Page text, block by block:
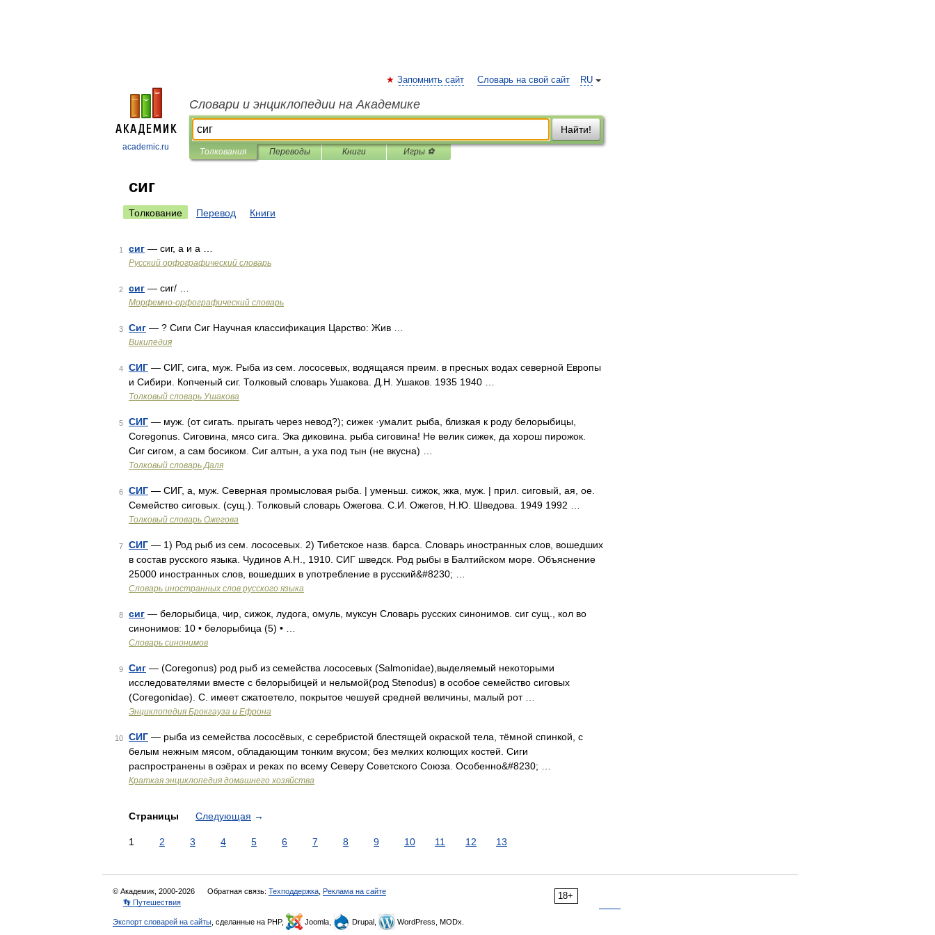
academic.ru
RU
Запомнить сайт Словарь на свой сайт
Словари и энциклопедии на Академике
Найти!
Толкования Переводы Книги Игры ⚽
сиг
Толкование Перевод Книги
1 сиг — сиг, а и а …
Русский орфографический словарь
2 сиг — сиг/ …
Морфемно-орфографический словарь
3 Сиг — ? Сиги Сиг Научная классификация Царство: Жив …
Википедия
4 СИГ — СИГ, сига, муж. Рыба из сем. лососевых, водящаяся преим. в пресных водах северной Европы
и Сибири. Копченый сиг. Толковый словарь Ушакова. Д.Н. Ушаков. 1935 1940 …
Толковый словарь Ушакова
5 СИГ — муж. (от сигать. прыгать через невод?); сижек ·умалит. рыба, близкая к роду белорыбицы,
Coregonus. Сиговина, мясо сига. Эка диковина. рыба сиговина! Не велик сижек, да хорош пирожок.
Сиг сигом, а сам босиком. Сиг алтын, а уха под тын (не вкусна) …
Толковый словарь Даля
6 СИГ — СИГ, а, муж. Северная промысловая рыба. | уменьш. сижок, жка, муж. | прил. сиговый, ая, ое.
Семейство сиговых. (сущ.). Толковый словарь Ожегова. С.И. Ожегов, Н.Ю. Шведова. 1949 1992 …
Толковый словарь Ожегова
7 СИГ — 1) Род рыб из сем. лососевых. 2) Тибетское назв. барса. Словарь иностранных слов, вошедших
в состав русского языка. Чудинов А.Н., 1910. СИГ шведск. Род рыбы в Балтийском море. Объяснение
25000 иностранных слов, вошедших в употребление в русский&#8230; …
Словарь иностранных слов русского языка
8 сиг — белорыбица, чир, сижок, лудога, омуль, муксун Словарь русских синонимов. сиг сущ., кол во
синонимов: 10 • белорыбица (5) • …
Словарь синонимов
9 Сиг — (Coregonus) род рыб из семейства лососевых (Salmonidae),выделяемый некоторыми
исследователями вместе с белорыбицей и нельмой(род Stenodus) в особое семейство сиговых
(Coregonidae). С. имеет сжатоетело, покрытое чешуей средней величины, малый рот …
Энциклопедия Брокгауза и Ефрона
10 СИГ — рыба из семейства лососёвых, с серебристой блестящей окраской тела, тёмной спинкой, с
белым нежным мясом, обладающим тонким вкусом; без мелких колющих костей. Сиги
распространены в озёрах и реках по всему Северу Советского Союза. Особенно&#8230; …
Краткая энциклопедия домашнего хозяйства
Страницы Следующая →
1 2 3 4 5 6 7 8 9 10 11 12 13
18+
© Академик, 2000-2026 Обратная связь: Техподдержка Реклама на сайте
👣 Путешествия
Экспорт словарей на сайты , сделанные на PHP, Joomla, Drupal, WordPress, MODx.